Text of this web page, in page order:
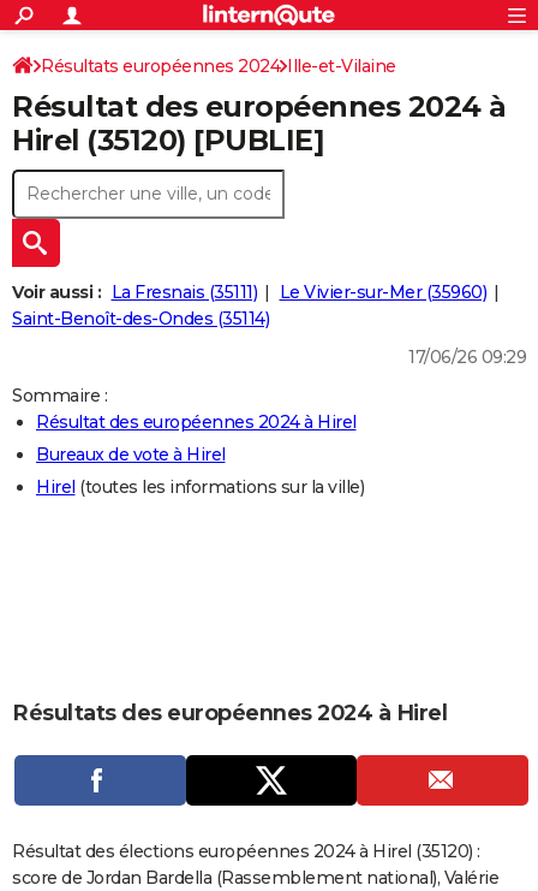
ACTUALITÉS
Politique
Société
Faits Divers
Education
Monde
Villes
+
SPORT
Coupe du monde 2026
Football
Tennis
Cyclisme
Rugby
Forum
CULTURE
Programme TV
TNT
Streaming
Cinéma
Sorties cinéma
Musique
+
FINANCE
Retraite
Impôts
Epargne
Immobilier
Risques naturels par ville
Banque
Assurance
Crédit
AUTO
Essais
Réserver un essai
Citadines
Berlines
SUV
Forum auto
+
HIGH-TECH
Mobiles
Meilleur smartphone
Internet
Ordinateurs
Jeux vidéo
Guide high-tech
+
BRICOLAGE
Guides de France
Escapades
Patrimoine
Expositions
Musées
Week-end nature
LIFESTYLE
Art de vivre
Bien-être
Loisirs
Mode
Modes de vie
CARTE DE VOEUX
Carte de Noël
Carte Bonne année
Carte Saint-Valentin
Carte Pâques
Carte d'anniversaire
DICTIONNAIRE
Dictionnaire
Biographies
Citations
Expressions
Proverbes
PROGRAMME TV
COPAINS D'AVANT
S'inscrire
Connexion
Résultats européennes 2024 Ille-et-Vilaine
Résultat des européennes 2024 à
Hirel (35120) [PUBLIE]
Voir aussi : La Fresnais (35111)
Le Vivier-sur-Mer (35960)
Saint-Benoît-des-Ondes (35114)
17/06/26 09:29
Sommaire :
Résultat des européennes 2024 à Hirel
Bureaux de vote à Hirel
Hirel (toutes les informations sur la ville)
Résultats des européennes 2024 à Hirel
Résultat des élections européennes 2024 à Hirel (35120) :
score de Jordan Bardella (Rassemblement national), Valérie